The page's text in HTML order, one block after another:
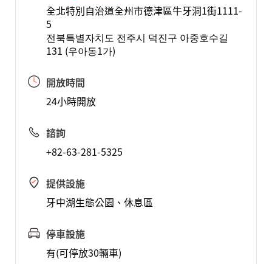
全北特別自治道全州市德津區牛牙洞1街1111-
5
전북특별자치도 전주시 덕진구 아중호수길
131 (우아동1가)
開放時間
24小時開放
諮詢
+82-63-281-5325
提供設施
牙中湖生態公園、休息區
停車設施
有(可停放30輛車)